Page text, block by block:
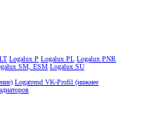
Logalux P Logalux PL Logalux PNR
SM, ESM Logalux SU
Logatrend VK-Profil (нижнее